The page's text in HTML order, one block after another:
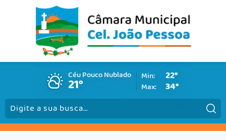
Céu Pouco Nublado
21° Min: 22°
Max: 34°
Pesquisar: